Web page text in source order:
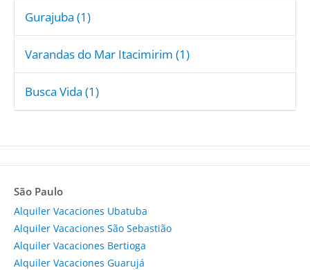
Gurajuba (1)
Varandas do Mar Itacimirim (1)
Busca Vida (1)
São Paulo
Alquiler Vacaciones Ubatuba
Alquiler Vacaciones São Sebastião
Alquiler Vacaciones Bertioga
Alquiler Vacaciones Guarujá